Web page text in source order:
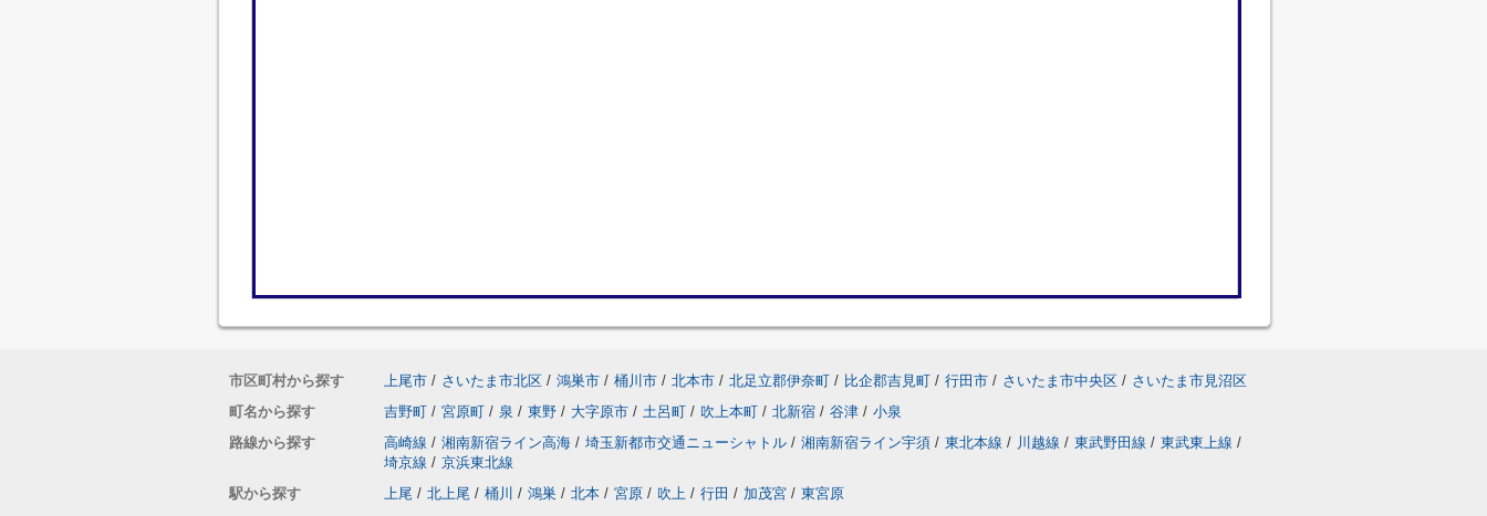
市区町村から探す 上尾市 / さいたま市北区 / 鴻巣市 / 桶川市 / 北本市 / 北足立郡伊奈町 / 比企郡吉見町 / 行田市 / さいたま市中央区 / さいたま市見沼区
町名から探す
吉野町 / 宮原町 / 泉 / 東野 / 大字原市 / 土呂町 / 吹上本町 / 北新宿 / 谷津 / 小泉
路線から探す
高崎線 / 湘南新宿ライン高海 / 埼玉新都市交通ニューシャトル / 湘南新宿ライン宇須 / 東北本線 / 川越線 / 東武野田線 / 東武東上線 /
埼京線 / 京浜東北線
駅から探す
上尾 / 北上尾 / 桶川 / 鴻巣 / 北本 / 宮原 / 吹上 / 行田 / 加茂宮 / 東宮原